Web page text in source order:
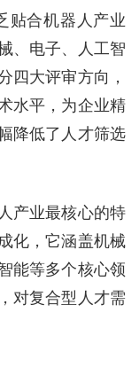
贴合机器人产业
、电子、人工智
四大评审方向，
水平，为企业精
降低了人才筛选
产业最核心的特
化，它涵盖机械
能等多个核心领
对复合型人才需